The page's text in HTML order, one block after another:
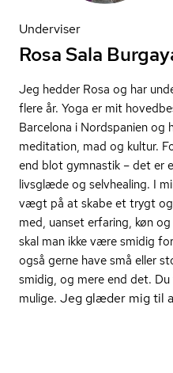
Underviser
Rosa Sala
Jeg hedder Rosa og har
flere år. Yoga er mit
Barcelona i Nordspanien og
meditation, mad og kultur.
end blot gymnastik – det er
livsglæde og selvhealing. I
vægt på at skabe et trygt
med, uanset erfaring, køn
skal man ikke være smidig
også gerne have små eller
smidig, og mere end det.
mulige. Jeg glæder mig til